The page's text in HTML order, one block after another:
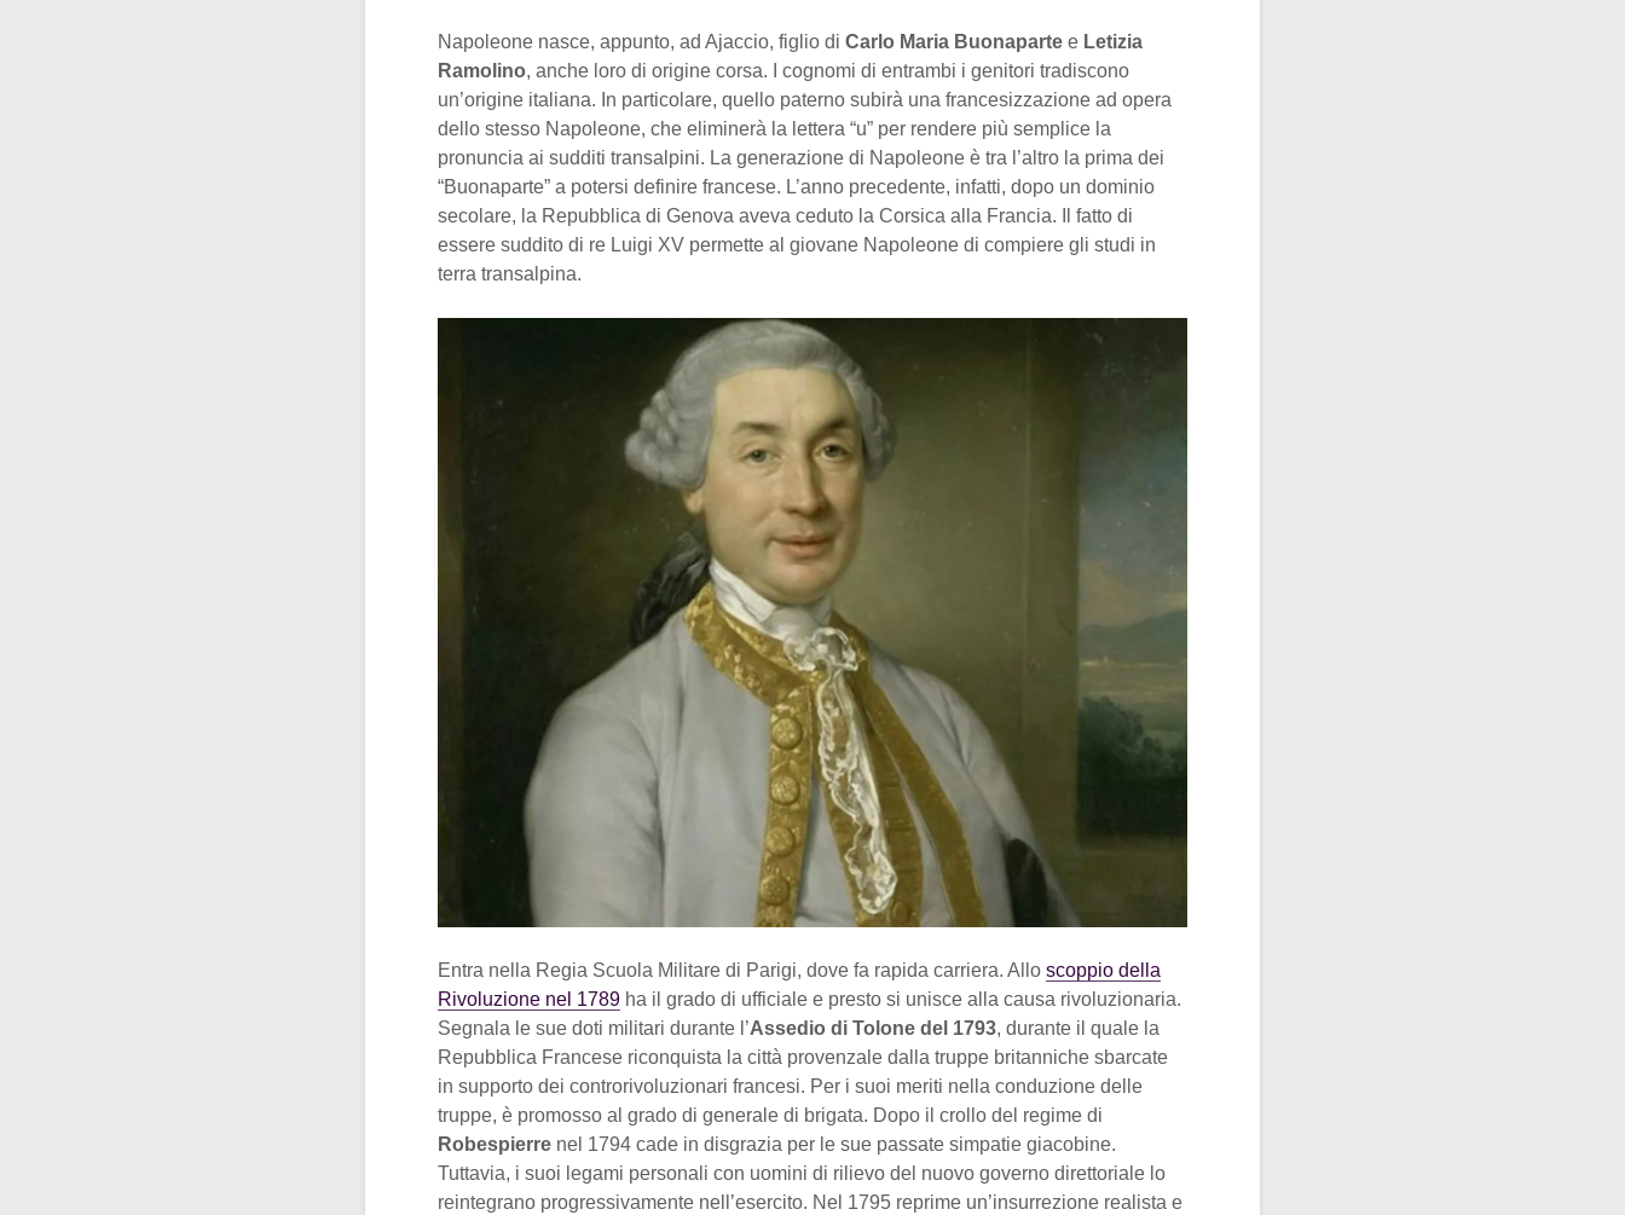
Napoleone nasce, appunto, ad Ajaccio, figlio di Carlo Maria Buonaparte e Letizia
Ramolino, anche loro di origine corsa. I cognomi di entrambi i genitori tradiscono
un’origine italiana. In particolare, quello paterno subirà una francesizzazione ad opera
dello stesso Napoleone, che eliminerà la lettera “u” per rendere più semplice la
pronuncia ai sudditi transalpini. La generazione di Napoleone è tra l’altro la prima dei
“Buonaparte” a potersi definire francese. L’anno precedente, infatti, dopo un dominio
secolare, la Repubblica di Genova aveva ceduto la Corsica alla Francia. Il fatto di
essere suddito di re Luigi XV permette al giovane Napoleone di compiere gli studi in
terra transalpina.
Entra nella Regia Scuola Militare di Parigi, dove fa rapida carriera. Allo scoppio della
Rivoluzione nel 1789 ha il grado di ufficiale e presto si unisce alla causa rivoluzionaria.
Segnala le sue doti militari durante l’Assedio di Tolone del 1793, durante il quale la
Repubblica Francese riconquista la città provenzale dalla truppe britanniche sbarcate
in supporto dei controrivoluzionari francesi. Per i suoi meriti nella conduzione delle
truppe, è promosso al grado di generale di brigata. Dopo il crollo del regime di
Robespierre nel 1794 cade in disgrazia per le sue passate simpatie giacobine.
Tuttavia, i suoi legami personali con uomini di rilievo del nuovo governo direttoriale lo
reintegrano progressivamente nell’esercito. Nel 1795 reprime un’insurrezione realista e